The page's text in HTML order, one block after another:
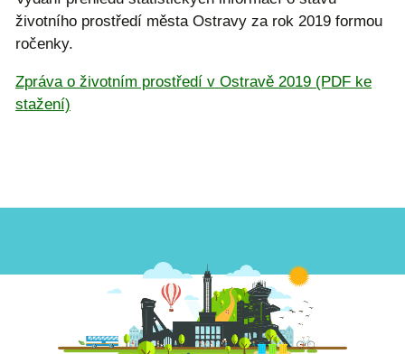
životního prostředí města Ostravy za rok 2019 formou
ročenky.
Zpráva o životním prostředí v Ostravě 2019 (PDF ke
stažení)